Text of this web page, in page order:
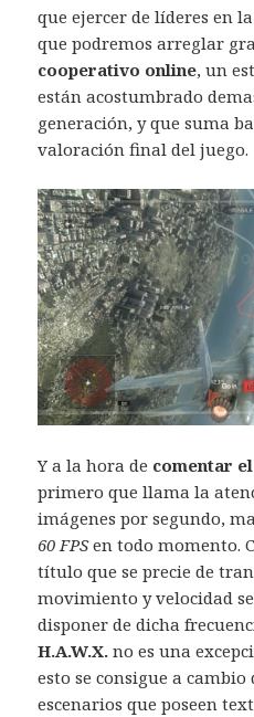
que ejercer de líderes en
que podremos arreglar
cooperativo online, un
están acostumbrado
generación, y que suma
valoración final del juego.
Y a la hora de comentar
primero que llama la
imágenes por segundo,
60 FPSen todo momento.
título que se precie de
movimiento y velocidad
disponer de dicha
H.A.W.X. no es una
esto se consigue a cambio
escenarios que poseen